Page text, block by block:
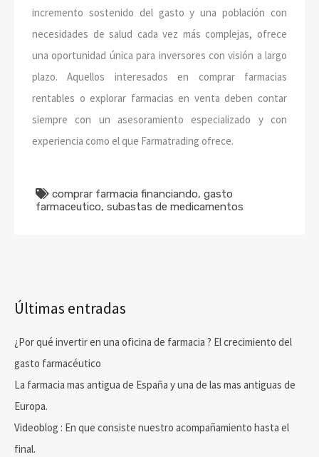
incremento sostenido del gasto y una población con
necesidades de salud cada vez más complejas, ofrece
una oportunidad única para inversores con visión a largo
plazo. Aquellos interesados en comprar farmacias
rentables o explorar farmacias en venta deben contar
siempre con un asesoramiento especializado y con
experiencia como el que Farmatrading ofrece.
comprar farmacia financiando, gasto
farmaceutico, subastas de medicamentos
Últimas entradas
¿Por qué invertir en una oficina de farmacia ? El crecimiento del
gasto farmacéutico
La farmacia mas antigua de España y una de las mas antiguas de
Europa.
Videoblog : En que consiste nuestro acompañamiento hasta el
final.